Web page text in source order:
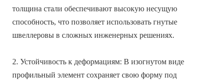
толщина стали обеспечивают высокую несущую
способность, что позволяет использовать гнутые
швеллеровы в сложных инженерных решениях.
2. Устойчивость к деформациям: В изогнутом виде
профильный элемент сохраняет свою форму под